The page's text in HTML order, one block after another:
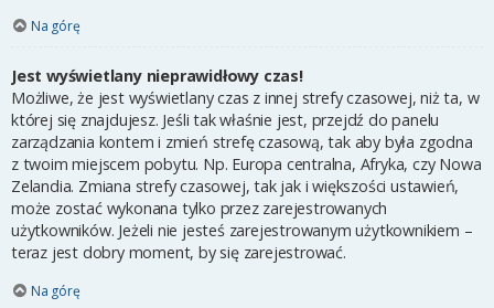
Na górę
Jest wyświetlany nieprawidłowy czas!
Możliwe, że jest wyświetlany czas z innej strefy czasowej, niż ta, w
której się znajdujesz. Jeśli tak właśnie jest, przejdź do panelu
zarządzania kontem i zmień strefę czasową, tak aby była zgodna
z twoim miejscem pobytu. Np. Europa centralna, Afryka, czy Nowa
Zelandia. Zmiana strefy czasowej, tak jak i większości ustawień,
może zostać wykonana tylko przez zarejestrowanych
użytkowników. Jeżeli nie jesteś zarejestrowanym użytkownikiem –
teraz jest dobry moment, by się zarejestrować.
Na górę